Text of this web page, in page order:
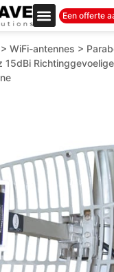
Een offerte
> WiFi-antennes >
15dBi